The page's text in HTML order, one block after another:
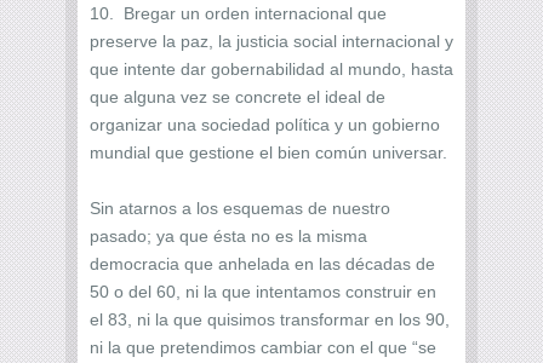
10. Bregar un orden internacional que
preserve la paz, la justicia social internacional y
que intente dar gobernabilidad al mundo, hasta
que alguna vez se concrete el ideal de
organizar una sociedad política y un gobierno
mundial que gestione el bien común universar.
Sin atarnos a los esquemas de nuestro
pasado; ya que ésta no es la misma
democracia que anhelada en las décadas de
50 o del 60, ni la que intentamos construir en
el 83, ni la que quisimos transformar en los 90,
ni la que pretendimos cambiar con el que “se